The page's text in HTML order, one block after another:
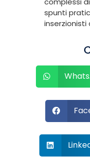
spunti
inserzionisti